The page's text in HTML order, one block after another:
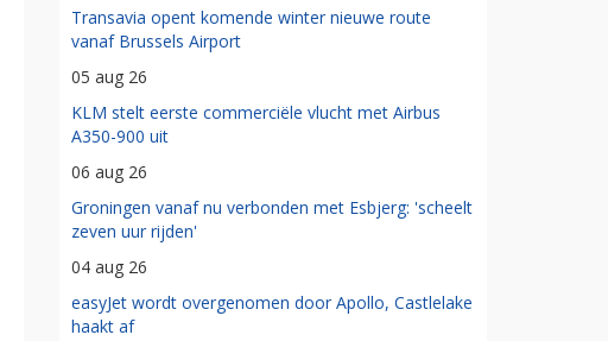
Transavia opent komende winter nieuwe route
vanaf Brussels Airport
05 aug 26
KLM stelt eerste commerciële vlucht met Airbus
A350-900 uit
06 aug 26
Groningen vanaf nu verbonden met Esbjerg: 'scheelt
zeven uur rijden'
04 aug 26
easyJet wordt overgenomen door Apollo, Castlelake
haakt af